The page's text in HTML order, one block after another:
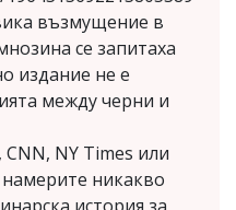
възмущение в
се запитаха
издание не е
между черни и
NY Times или
никакво